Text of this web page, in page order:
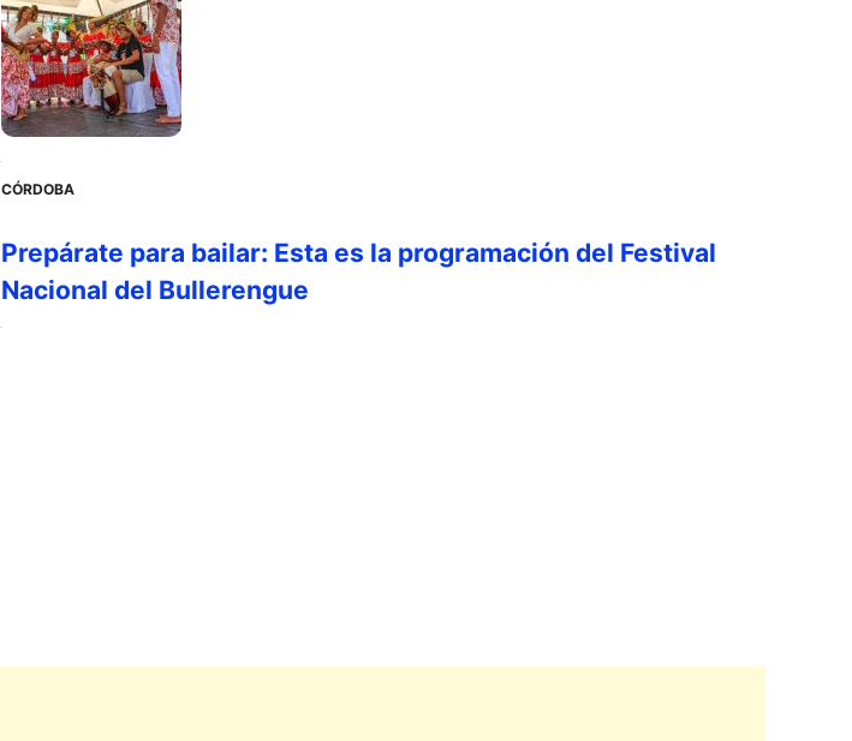
CÓRDOBA
Prepárate para bailar: Esta es la programación del Festival
Nacional del Bullerengue